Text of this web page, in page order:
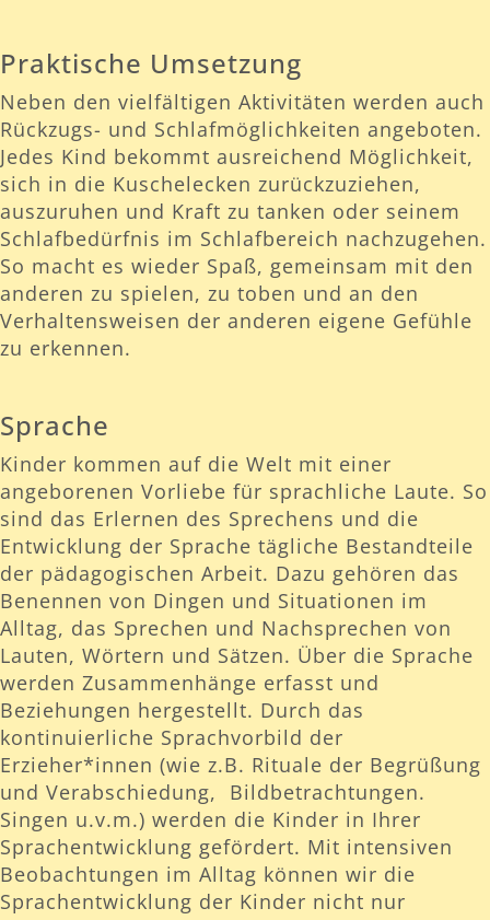
Praktische Umsetzung
Neben den vielfältigen Aktivitäten werden auch
Rückzugs- und Schlafmöglichkeiten angeboten.
Jedes Kind bekommt ausreichend Möglichkeit,
sich in die Kuschelecken zurückzuziehen,
auszuruhen und Kraft zu tanken oder seinem
Schlafbedürfnis im Schlafbereich nachzugehen.
So macht es wieder Spaß, gemeinsam mit den
anderen zu spielen, zu toben und an den
Verhaltensweisen der anderen eigene Gefühle
zu erkennen.
Sprache
Kinder kommen auf die Welt mit einer
angeborenen Vorliebe für sprachliche Laute. So
sind das Erlernen des Sprechens und die
Entwicklung der Sprache tägliche Bestandteile
der pädagogischen Arbeit. Dazu gehören das
Benennen von Dingen und Situationen im
Alltag, das Sprechen und Nachsprechen von
Lauten, Wörtern und Sätzen. Über die Sprache
werden Zusammenhänge erfasst und
Beziehungen hergestellt. Durch das
kontinuierliche Sprachvorbild der
Erzieher*innen (wie z.B. Rituale der Begrüßung
und Verabschiedung, Bildbetrachtungen.
Singen u.v.m.) werden die Kinder in Ihrer
Sprachentwicklung gefördert. Mit intensiven
Beobachtungen im Alltag können wir die
Sprachentwicklung der Kinder nicht nur